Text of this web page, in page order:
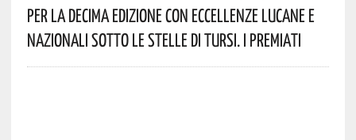
Per La Decima Edizione Con Eccellenze Lucane E
Nazionali Sotto Le Stelle Di Tursi. I Premiati